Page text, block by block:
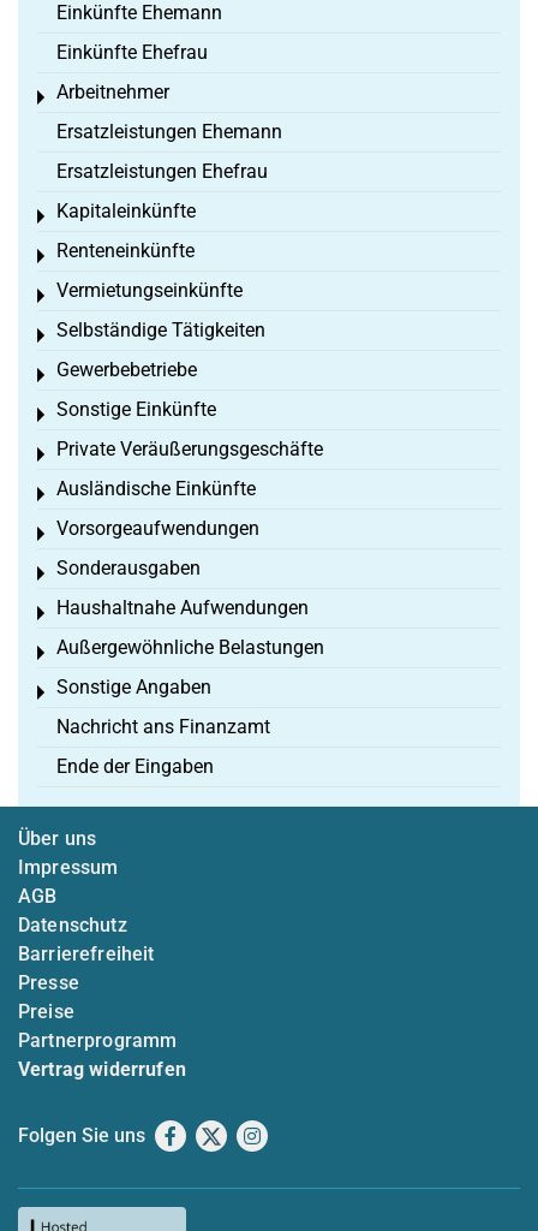
Einkünfte Ehemann
Einkünfte Ehefrau
Arbeitnehmer
Toggle menu
Ersatzleistungen Ehemann
Ersatzleistungen Ehefrau
Kapitaleinkünfte
Toggle menu
Renteneinkünfte
Toggle menu
Vermietungseinkünfte
Toggle menu
Selbständige Tätigkeiten
Toggle menu
Gewerbebetriebe
Toggle menu
Sonstige Einkünfte
Toggle menu
Private Veräußerungsgeschäfte
Toggle menu
Ausländische Einkünfte
Toggle menu
Vorsorgeaufwendungen
Toggle menu
Sonderausgaben
Toggle menu
Haushaltnahe Aufwendungen
Toggle menu
Außergewöhnliche Belastungen
Toggle menu
Sonstige Angaben
Toggle menu
Nachricht ans Finanzamt
Ende der Eingaben
Über uns
Impressum
AGB
Datenschutz
Barrierefreiheit
Presse
Preise
Partnerprogramm
Vertrag widerrufen
Folgen Sie uns Facebook
X Instagram